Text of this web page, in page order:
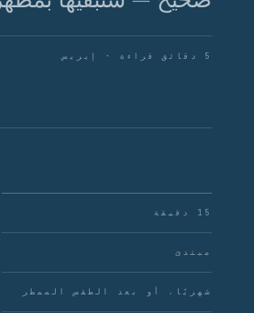
5 دقائق قراءة · إيريس
15 دقيقة
مبتدئ
شهريًا، أو بعد الطقس الممطر